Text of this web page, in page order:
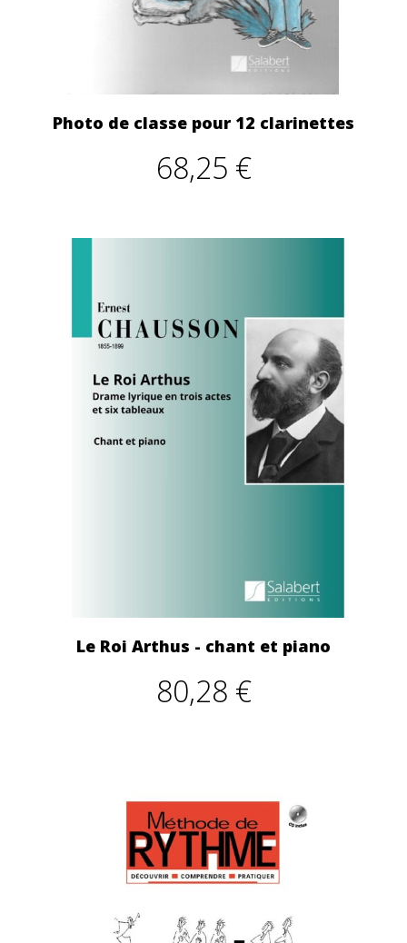
Photo de classe pour 12 clarinettes
68,25 €
Le Roi Arthus - chant et piano
80,28 €